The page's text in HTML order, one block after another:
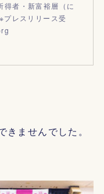
得者・新富裕層（に
プレスリリース受
ませんでした。